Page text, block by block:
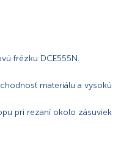
frézku DCE555N.
materiálu a vysokú
pri rezaní okolo zásuviek